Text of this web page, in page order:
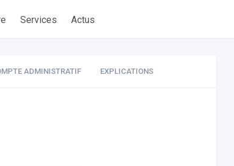
Services Actus
ADMINISTRATIF EXPLICATIONS